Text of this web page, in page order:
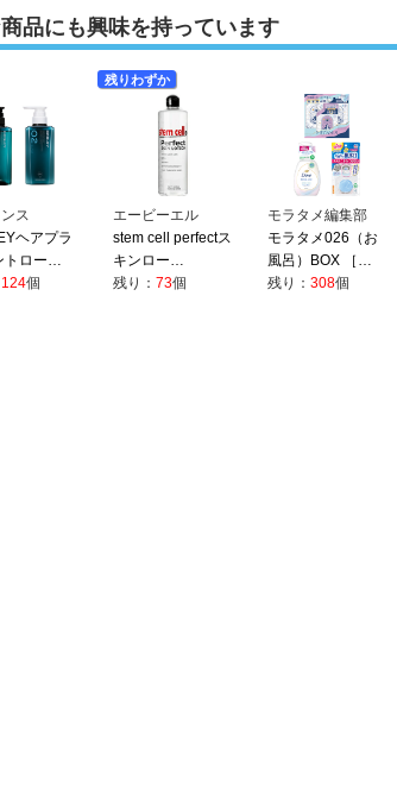
品にも興味を持っています
ス
ヘアプラ
トロー…
124個
エービーエル
stem cell perfectス
キンロー…
残り： 73個
残りわずか
モラタメ編集部
モラタメ026（お
風呂）BOX ［…
残り： 308個